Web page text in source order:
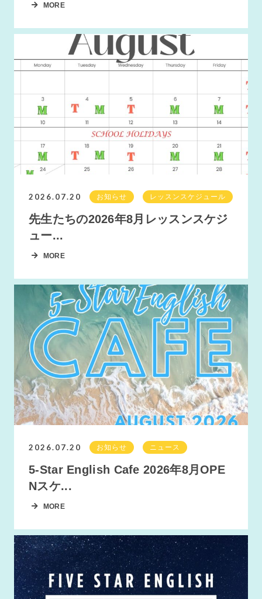
MORE
2026.07.20 お知らせ レッスンスケジュール
先生たちの2026年8月レッスンスケジ
ュー...
MORE
2026.07.20 お知らせ ニュース
5-Star English Cafe 2026年8月OPE
Nスケ...
MORE